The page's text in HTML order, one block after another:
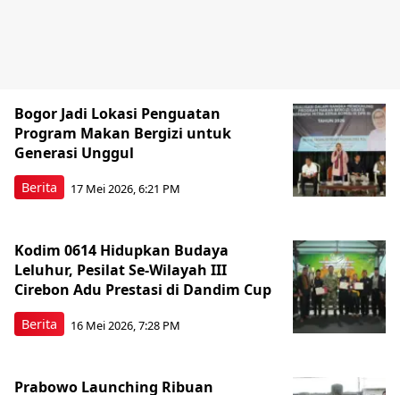
Berita
Bogor Jadi Lokasi Penguatan
Program Makan Bergizi untuk
Generasi Unggul
17 Mei 2026, 6:21 PM
Berita
Kodim 0614 Hidupkan Budaya
Leluhur, Pesilat Se-Wilayah III
Cirebon Adu Prestasi di Dandim Cup
16 Mei 2026, 7:28 PM
Prabowo Launching Ribuan